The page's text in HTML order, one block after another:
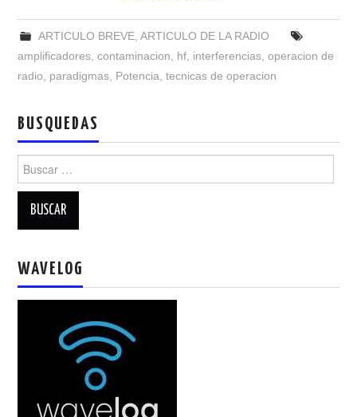
PATROCINADORES
RADIOAFICIONADOS EN MEXICO
PROMOCIÓN DE LA RADIO AFICIÓN
PROPAGACIÓN
SALÓN DE LA FAMA DEL CRECJ
SOTA Y POTA
ARTICULO BREVE, ARTICULO DE LA RADIO
amplificadores,contaminacion, hf, interferencias,operacion de
radio, paradigmas, Potencia,tecnicas de operacion
BUSQUEDAS
Buscar:
WAVELOG